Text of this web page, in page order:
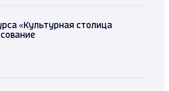
«Культурная столица